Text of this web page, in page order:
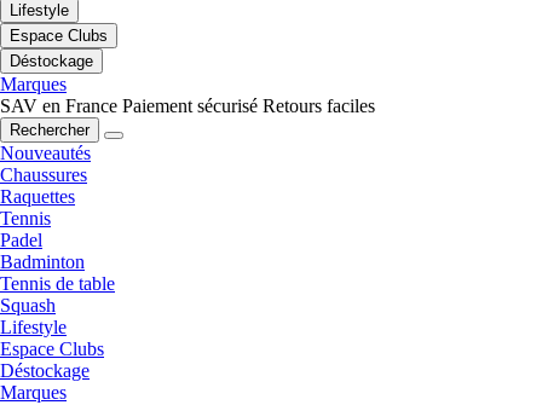
Lifestyle
Espace Clubs
Déstockage
Marques
SAV en France Paiement sécurisé Retours faciles
Rechercher
Nouveautés
Chaussures
Raquettes
Tennis
Padel
Badminton
Tennis de table
Squash
Lifestyle
Espace Clubs
Déstockage
Marques